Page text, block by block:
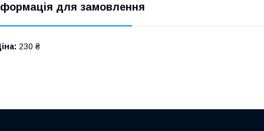
для замовлення
230 ₴